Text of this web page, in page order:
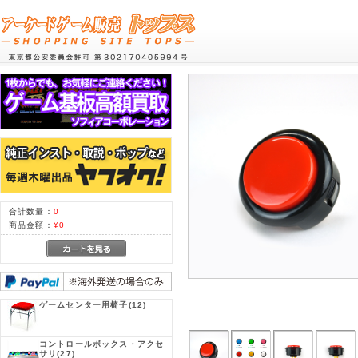
合計数量： 0
商品金額： ¥0
ゲームセンター用椅子(12)
コントロールボックス・アクセ
サリ(27)